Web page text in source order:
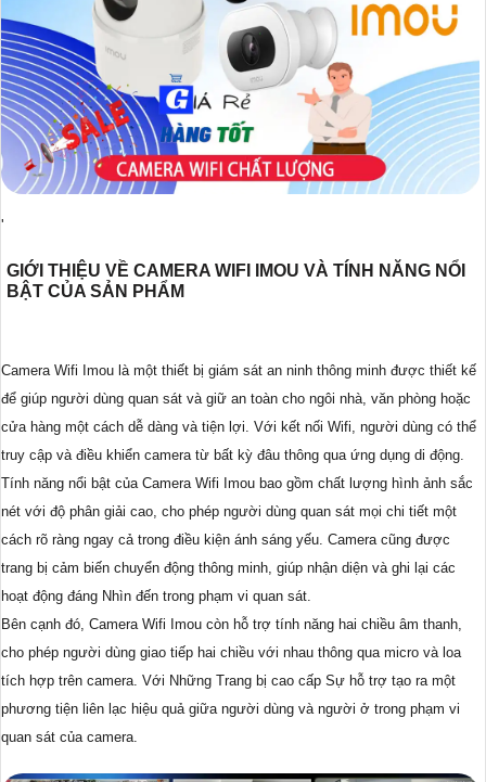
'
GIỚI THIỆU VỀ CAMERA WIFI IMOU VÀ TÍNH NĂNG NỔI
BẬT CỦA SẢN PHẨM
Camera Wifi Imou là một thiết bị giám sát an ninh thông minh được thiết kế
để giúp người dùng quan sát và giữ an toàn cho ngôi nhà, văn phòng hoặc
cửa hàng một cách dễ dàng và tiện lợi. Với kết nối Wifi, người dùng có thể
truy cập và điều khiển camera từ bất kỳ đâu thông qua ứng dụng di động.
Tính năng nổi bật của Camera Wifi Imou bao gồm chất lượng hình ảnh sắc
nét với độ phân giải cao, cho phép người dùng quan sát mọi chi tiết một
cách rõ ràng ngay cả trong điều kiện ánh sáng yếu. Camera cũng được
trang bị cảm biến chuyển động thông minh, giúp nhận diện và ghi lại các
hoạt động đáng Nhìn đến trong phạm vi quan sát.
Bên cạnh đó, Camera Wifi Imou còn hỗ trợ tính năng hai chiều âm thanh,
cho phép người dùng giao tiếp hai chiều với nhau thông qua micro và loa
tích hợp trên camera. Với Những Trang bị cao cấp Sự hỗ trợ tạo ra một
phương tiện liên lạc hiệu quả giữa người dùng và người ở trong phạm vi
quan sát của camera.